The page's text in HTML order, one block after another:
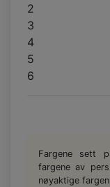
2
3
4
5
6
Fargene sett
fargene av
nøyaktige